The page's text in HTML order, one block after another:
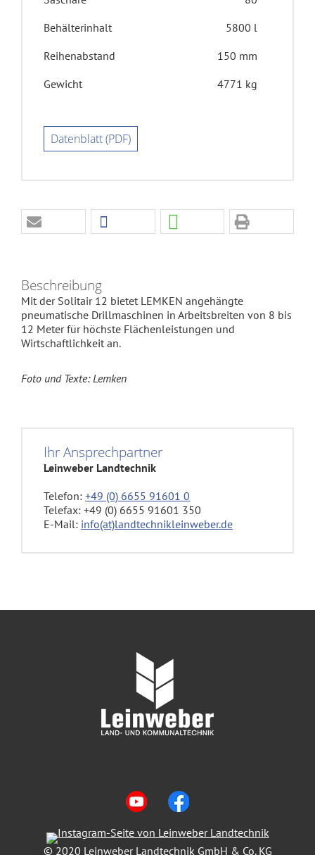
Behälterinhalt
5800 l
Reihenabstand
150 mm
Gewicht
4771 kg
Datenblatt (PDF)
Beschreibung
Mit der Solitair 12 bietet LEMKEN angehängte
pneumatische Drillmaschinen in Arbeitsbreiten von 8 bis
12 Meter für höchste Flächenleistungen und
Wirtschaftlichkeit an.
Foto und Texte: Lemken
Ihr Ansprechpartner
Leinweber Landtechnik
Telefon: +49 (0) 6655 91601 0
Telefax: +49 (0) 6655 91601 350
E-Mail: info(at)landtechnikleinweber.de
© 2020 Leinweber Landtechnik GmbH & Co. KG